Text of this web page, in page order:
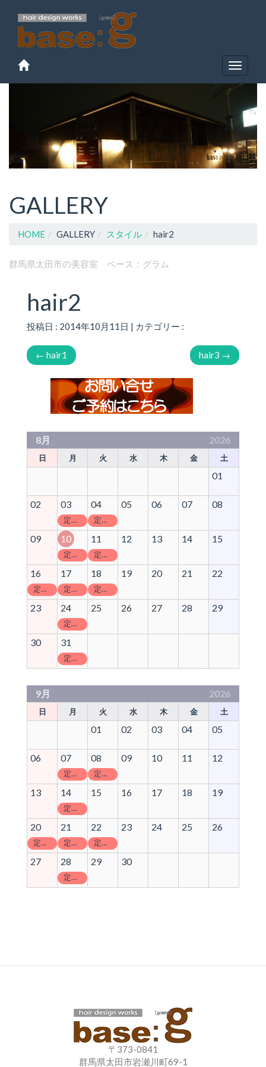
Toggle
GALLERY
HOME GALLERY スタイル hair2
群馬県太田市の美容室 ベース：グラム
hair2
投稿日 : 2014年10月11日 | カテゴリー :
← hair1 hair3 →
8月 2026
日 月 火 水 木 金 土
01
02 03
定休日
04
定休日
05 06 07 08
09 10
定休日
11
定休日
12 13 14 15
16
定休日
17
定休日
18
定休日
19 20 21 22
23 24
定休日
25 26 27 28 29
30 31
定休日
9月 2026
日 月 火 水 木 金 土
01 02 03 04 05
06 07
定休日
08
定休日
09 10 11 12
13 14
定休日
15 16 17 18 19
20
定休日
21
定休日
22
定休日
23 24 25 26
27 28
定休日
29 30
〒373-0841
群馬県太田市岩瀬川町69-1